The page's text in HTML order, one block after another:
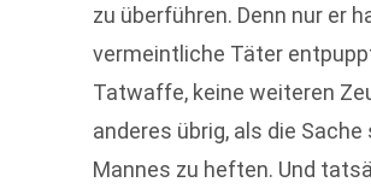
zu überführen. Denn nur er
vermeintliche Täter
Tatwaffe, keine weiteren
anderes übrig, als die
Mannes zu heften. Und